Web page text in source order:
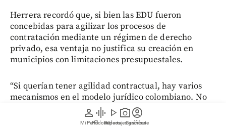
person
Mi Perfil
graphic_eq
Pódcast
play_arrow
Videos
photo_camera
Reportajes gráficos
account_circle
Suscríbete
Herrera recordó que, si bien las EDU fueron
concebidas para agilizar los procesos de
contratación mediante un régimen de derecho
privado, esa ventaja no justifica su creación en
municipios con limitaciones presupuestales.
“Si querían tener agilidad contractual, hay varios
mecanismos en el modelo jurídico colombiano. No
tenía sentido crear unas empresas que eran
innecesarias”, expresó.